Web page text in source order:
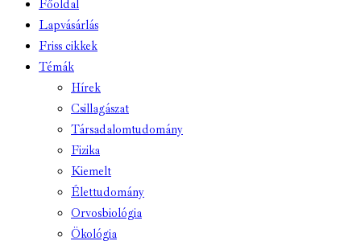
Főoldal
Lapvásárlás
Friss cikkek
Témák
Hírek
Csillagászat
Társadalomtudomány
Fizika
Kiemelt
Élettudomány
Orvosbiológia
Ökológia